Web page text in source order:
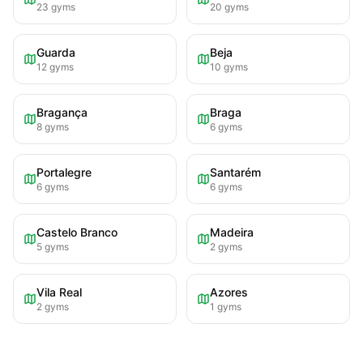
23 gyms 20 gyms
Guarda
12 gyms
Beja
10 gyms
Bragança
8 gyms
Braga
6 gyms
Portalegre
6 gyms
Santarém
6 gyms
Castelo Branco
5 gyms
Madeira
2 gyms
Vila Real
2 gyms
Azores
1 gyms